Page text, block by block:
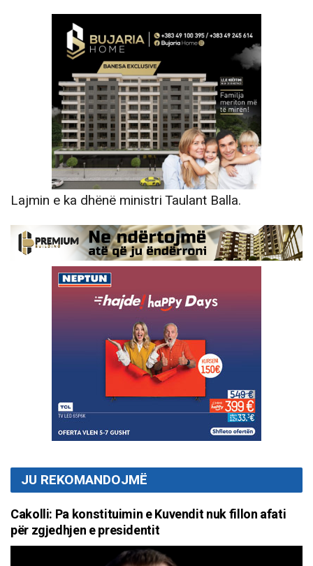
Lajmin e ka dhënë ministri Taulant Balla.
JU REKOMANDOJMË
Cakolli: Pa konstituimin e Kuvendit nuk fillon afati
për zgjedhjen e presidentit